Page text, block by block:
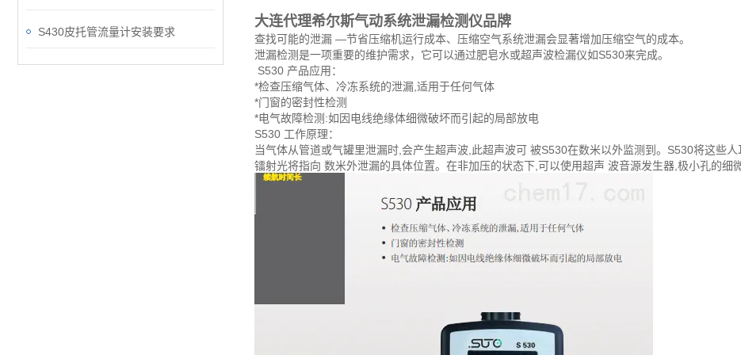
S430皮托管流量计安装要求
大连代理希尔斯气动系统泄漏检测仪品牌
查找可能的泄漏 —节省压缩机运行成本、压缩空气系统泄漏会显著增加压缩空气的成本。
泄漏检测是一项重要的维护需求，它可以通过肥皂水或超声波检漏仪如S530来完成。
S530 产品应用：
*检查压缩气体、冷冻系统的泄漏,适用于任何气体
*门窗的密封性检测
*电气故障检测:如因电线绝缘体细微破坏而引起的局部放电
S530 工作原理：
当气体从管道或气罐里泄漏时,会产生超声波,此超声波可 被S530在数米以外监测到。S530将这些
镭射光将指向 数米外泄漏的具体位置。在非加压的状态下,可以使用超声 波音源发生器,极小孔的细